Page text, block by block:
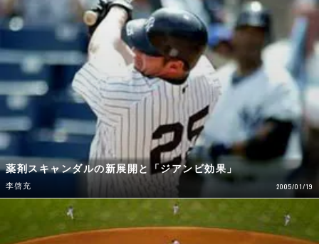
薬剤スキャンダルの新展開と「ジアンビ効果」
李啓充 2005/01/19